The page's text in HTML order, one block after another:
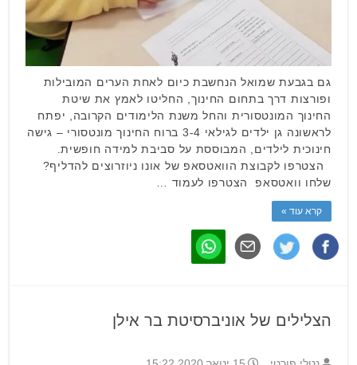
גם בגבעת שמואל הנחשבת כיום לאחת הערים המובילות
ופורצות דרך בתחום החינוך, החליטו לאמץ את שיטת
החינוך המונטסורית והחל משנת הלימודים הקרובה, יפתח
לראשונה גן ילדים לגילאי 3-4 ברוח החינוך מונטסורי – גישה
חינוכית לילדים, המבוססת על סביבת למידה חופשית.
הצטרפו לקבוצת הוואטסאפ של אונו ניוזרוצים להדליף?
שלחו וואטסאפ הצטרפו לעמוד …
קרא עוד »
הצלילים של אוניברסיטת בר אילן